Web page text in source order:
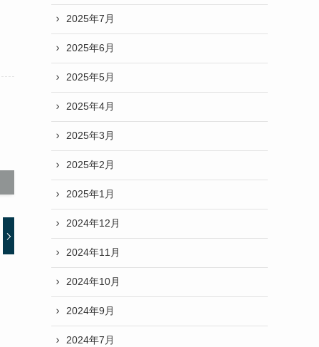
2025年7月
2025年6月
2025年5月
2025年4月
2025年3月
2025年2月
2025年1月
2024年12月
2024年11月
2024年10月
2024年9月
2024年7月